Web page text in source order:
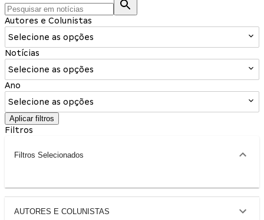
Autores e Colunistas
Selecione as opções
Notícias
Selecione as opções
Ano
Selecione as opções
Aplicar filtros
Filtros
Filtros Selecionados
AUTORES E COLUNISTAS